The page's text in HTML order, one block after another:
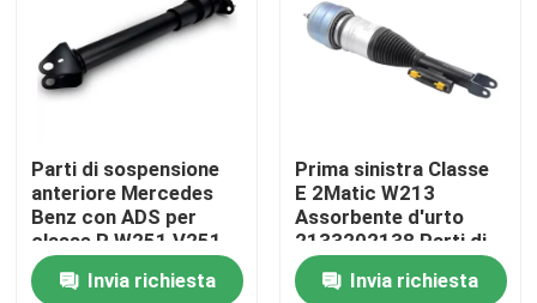
Prodotti
Video
Parti di sospensione
anteriore Mercedes
Benz con ADS per
classe R W251 V251
2513201931
Invia richiesta
Prima sinistra Classe
E 2Matic W213
Assorbente d'urto
2133202138 Parti di
sospensione
Mercedes Air
Invia richiesta